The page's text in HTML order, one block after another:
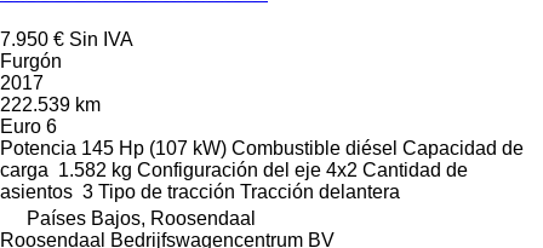
7.950 € Sin IVA
Furgón
2017
222.539 km
Euro 6
Potencia 145 Hp (107 kW) Combustible diésel Capacidad de
carga 1.582 kg Configuración del eje 4x2 Cantidad de
asientos 3 Tipo de tracción Tracción delantera
Países Bajos, Roosendaal
Roosendaal Bedrijfswagencentrum BV